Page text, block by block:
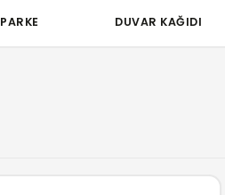
PARKE DUVAR KAĞIDI